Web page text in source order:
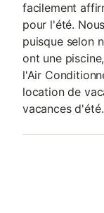
facilement
pour l'été.
puisque selon
ont une
l'Air
location de
vacances d'été.